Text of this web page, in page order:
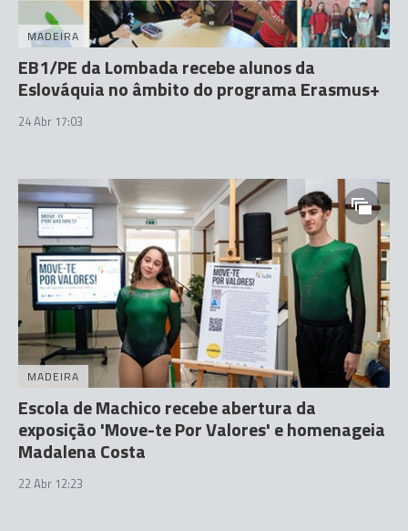
MADEIRA
EB1/PE da Lombada recebe alunos da
Eslováquia no âmbito do programa Erasmus+
24 Abr 17:03
MADEIRA
Escola de Machico recebe abertura da
exposição 'Move-te Por Valores' e homenageia
Madalena Costa
22 Abr 12:23